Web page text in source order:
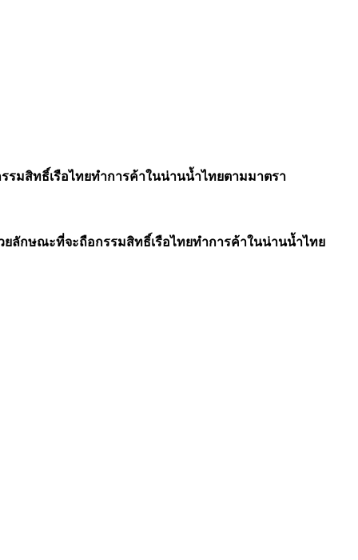
มสิทธิ์เรือไทยทำการค้าในน่านน้ำไทยตามมาตรา
ยลักษณะที่จะถือกรรมสิทธิ์เรือไทยทำการค้าในน่านน้ำไทย